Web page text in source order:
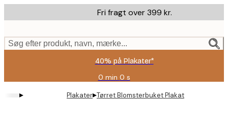
to
content.
Fri fragt over 399 kr.
Søg efter produkt, navn, mærke...
40% på Plakater*
0 min 0 s
Gyldig
indtil:
2026-
▸ Plakater▸Tørret Blomsterbuket Plakat